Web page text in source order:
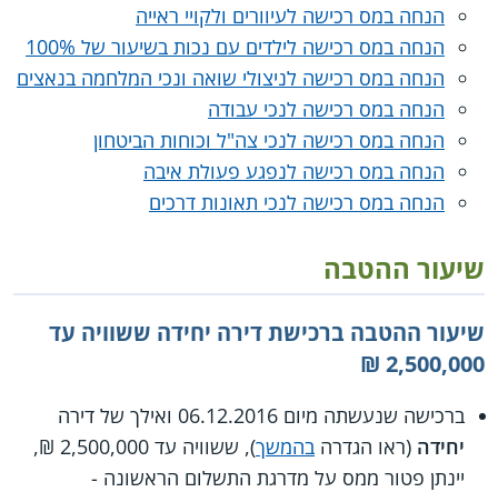
הנחה במס רכישה לעיוורים ולקויי ראייה
הנחה במס רכישה לילדים עם נכות בשיעור של 100%
הנחה במס רכישה לניצולי שואה ונכי המלחמה בנאצים
הנחה במס רכישה לנכי עבודה
הנחה במס רכישה לנכי צה"ל וכוחות הביטחון
הנחה במס רכישה לנפגע פעולת איבה
הנחה במס רכישה לנכי תאונות דרכים
שיעור ההטבה
שיעור ההטבה ברכישת דירה יחידה ששוויה עד
2,500,000 ₪
ברכישה שנעשתה מיום 06.12.2016 ואילך של דירה
יחידה (ראו הגדרה בהמשך
), ששוויה עד 2,500,000 ₪,
יינתן פטור ממס על מדרגת התשלום הראשונה -